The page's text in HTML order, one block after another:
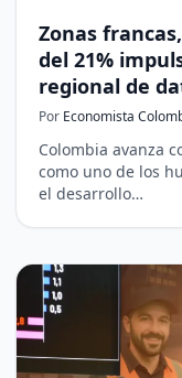
Zonas
del 21%
regional de
Por Economista
Colombia avanza
como uno de los
el desarrollo…